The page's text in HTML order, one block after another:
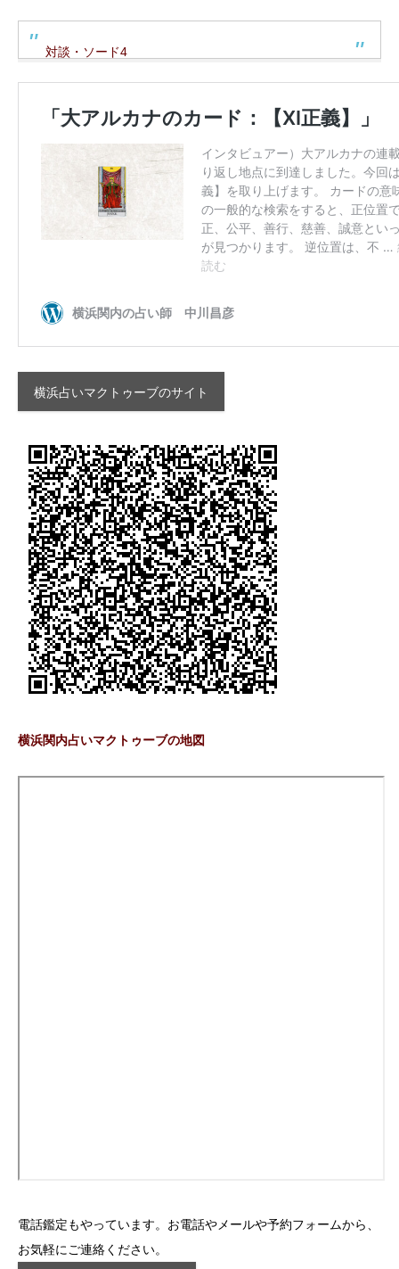
対談・ソード4
横浜占いマクトゥーブのサイト
横浜関内占いマクトゥーブの地図
電話鑑定もやっています。お電話やメールや予約フォームから、
お気軽にご連絡ください。